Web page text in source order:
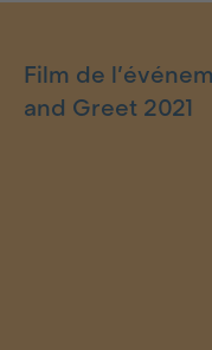
Film de
and Greet 2021